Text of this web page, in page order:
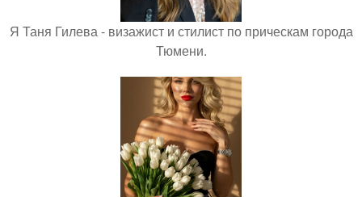
Я Таня Гилева - визажист и стилист по прическам города
Тюмени.